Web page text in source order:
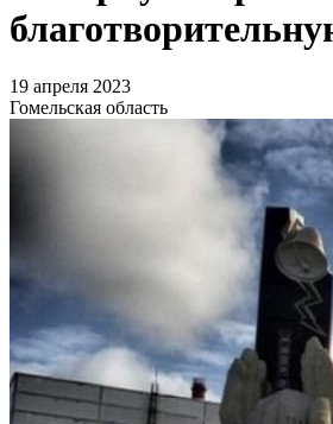
19 апреля 2023
Гомельская область